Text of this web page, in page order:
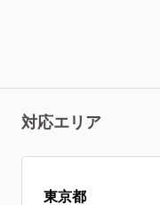
対応エリア
東京都